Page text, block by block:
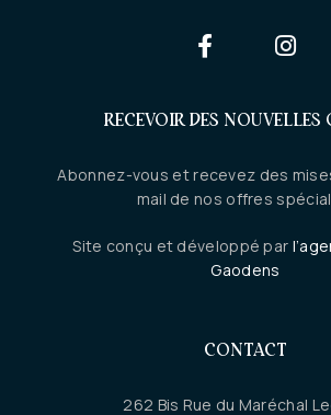
RECEVOIR DES NOUVELLES
Abonnez-vous et recevez des
mail de nos offres
Site conçu et développé par
Gaodens
CONTACT
262 Bis Rue du Maréchal